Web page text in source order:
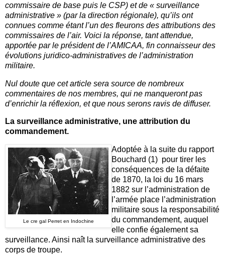
commissaire de base puis le CSP) et de « surveillance
administrative » (par la direction régionale), qu’ils ont
connues comme étant l’un des fleurons des attributions des
commissaires de l’air. Voici la réponse, tant attendue,
apportée par le président de l’AMICAA, fin connaisseur des
évolutions juridico-administratives de l’administration
militaire.
Nul doute que cet article sera source de nombreux
commentaires de nos membres, qui ne manqueront pas
d’enrichir la réflexion, et que nous serons ravis de diffuser.
La surveillance administrative, une attribution du
commandement.
Le cre gal Perret en Indochine
Adoptée à la suite du rapport
Bouchard (1) pour tirer les
conséquences de la défaite
de 1870, la loi du 16 mars
1882 sur l’administration de
l’armée place l’administration
militaire sous la responsabilité
du commandement, auquel
elle confie également sa
surveillance. Ainsi naît la surveillance administrative des
corps de troupe.